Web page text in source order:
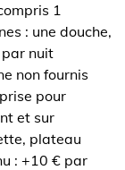
1
: une douche,
nuit
non fournis
pour
et sur
plateau
: +10 € par